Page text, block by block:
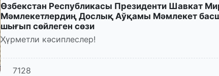
Өзбекстан Республикасы Президенти Шавкат
Мәмлекетлердиң Дослық Аўқамы Мәмлекет
шығып сөйлеген сөзи
Ҳүрметли кәсиплеслер!
7128